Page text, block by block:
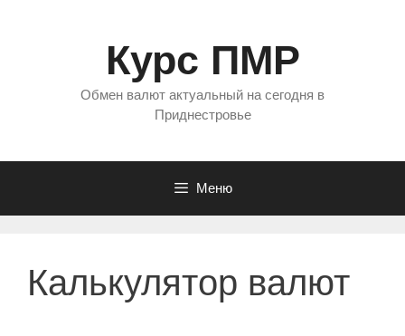
Курс ПМР
Обмен валют актуальный на сегодня в
Приднестровье
Меню
Калькулятор валют